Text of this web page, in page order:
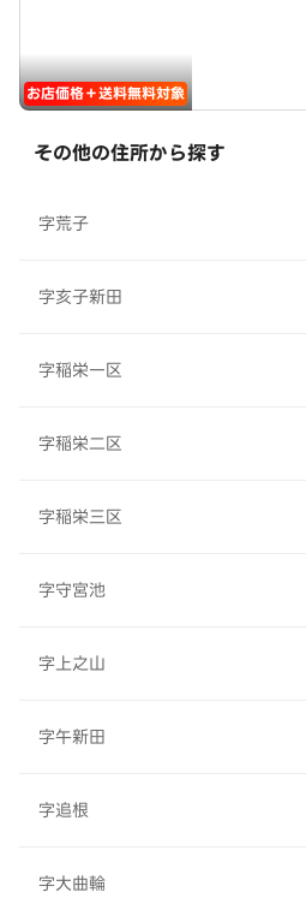
お店価格＋送料無料対象
その他の住所から探す
字荒子
字亥子新田
字稲栄一区
字稲栄二区
字稲栄三区
字守宮池
字上之山
字午新田
字追根
字大曲輪